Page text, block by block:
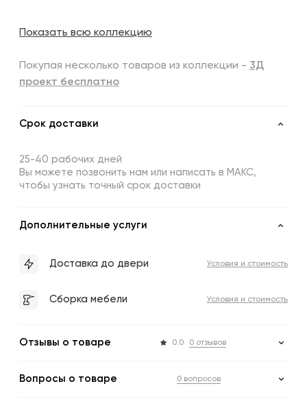
Показать всю коллекцию
Покупая несколько товаров из коллекции - 3Д
проект бесплатно
Срок доставки
25-40 рабочих дней
Вы можете позвонить нам или написать в МАКС,
чтобы узнать точный срок доставки
Дополнительные услуги
Доставка до двери Условия и стоимость
Сборка мебели Условия и стоимость
Отзывы о товаре 0.0 0 отзывов
Вопросы о товаре 0 вопросов